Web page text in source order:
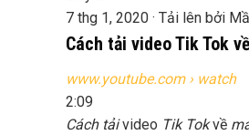
7 thg 1, 2020 · Tải lên bởi
Cách tải video Tik Tok
www.youtube.com› watch
2:09
Cách tảivideo Tik Tokvề